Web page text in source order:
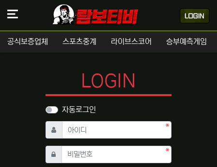
공식보증업체 스포츠중계 라이브스코어 승부예측게임
LOGIN
자동로그인
아이디 필수
비밀번호필수